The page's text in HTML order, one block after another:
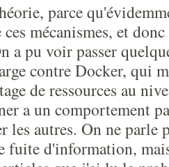
parce
mécanismes, et
a pu voir passer
contre Docker, qui
de ressources au
a un comportement
autres. On ne parle
fuite d'information,